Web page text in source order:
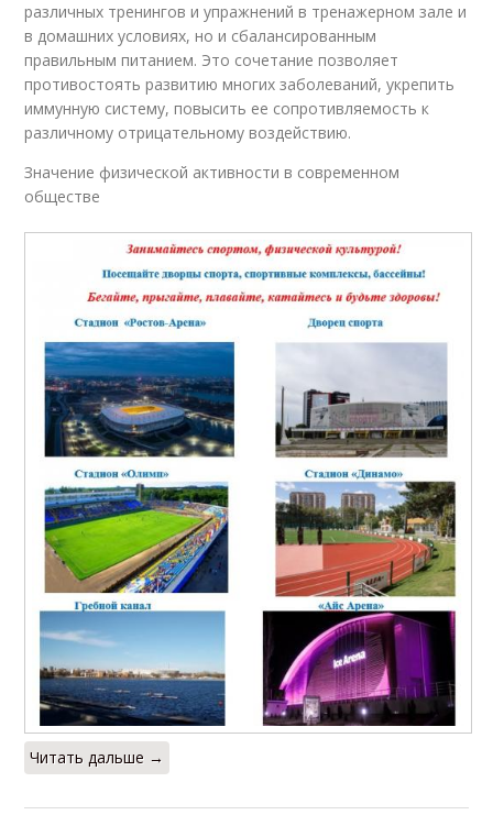
различных тренингов и упражнений в тренажерном зале и
в домашних условиях, но и сбалансированным
правильным питанием. Это сочетание позволяет
противостоять развитию многих заболеваний, укрепить
иммунную систему, повысить ее сопротивляемость к
различному отрицательному воздействию.
Значение физической активности в современном
обществе
Читать дальше →